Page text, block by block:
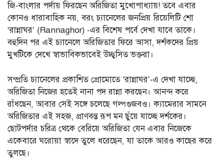
জি-বাংলার পর্দায় ফিরছেন অরিজিতা মুখোপাধ্যায়! তবে এবার
কোনও ধারাবাহিক নয়, বরং চ্যানেলের জনপ্রিয় রিয়েলিটি শো
‘রান্নাঘর’ (Rannaghor) -এর বিশেষ পর্বে দেখা যাবে তাকে।
বহুদিন পর এই চ্যানেলে অরিজিতার ফিরে আসা, দর্শকদের প্রিয়
মুখটিকে দেখে স্বাভাবিকভাবেই উচ্ছ্বসিত ভক্তরা।
সম্প্রতি চ্যানেলের প্রকাশিত প্রোমোতে ‘রান্নাঘর’-এ দেখা যাচ্ছে,
অরিজিতা নিজের হতেই নানা পদ রান্না করছেন। আনন্দ করে
রাঁধছেন, আবার সেই সঙ্গে চলেছে গল্পগুজবও। ক্যামেরার সামনে
অরিজিতার এই সহজ, প্রাণবন্ত রূপ মন ছুঁয়ে যাচ্ছে দর্শকের।
ছোটপর্দার চরিত্র থেকে বেরিয়ে অরিজিতা যেন এবার নিজেকে
একেবারে ঘরোয়া স্বাদে তুলে ধরেছেন, যা তাকে আরও কাছের করে
তুলছে।